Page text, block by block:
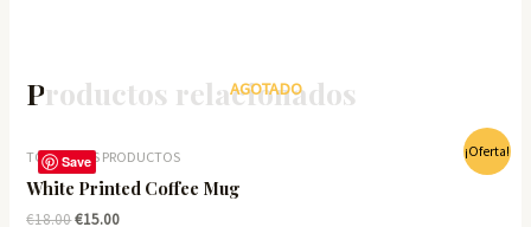
Productos relacionados
Save
¡Oferta!
AGOTADO
TODOS LOS PRODUCTOS
White Printed Coffee Mug
€18.00El
€15.00El